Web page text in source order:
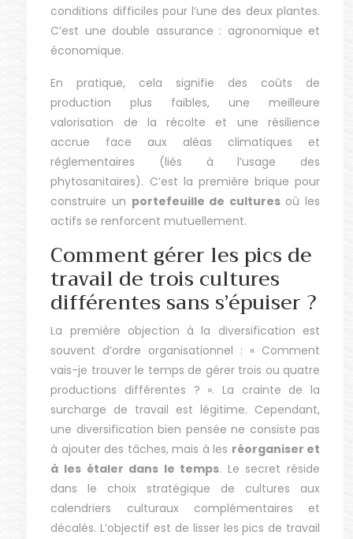
conditions difficiles pour l’une des deux plantes.
C’est une double assurance : agronomique et
économique.
En pratique, cela signifie des coûts de
production plus faibles, une meilleure
valorisation de la récolte et une résilience
accrue face aux aléas climatiques et
réglementaires (liés à l’usage des
phytosanitaires). C’est la première brique pour
construire un portefeuille de culturesoù les
actifs se renforcent mutuellement.
Comment gérer les pics de
travail de trois cultures
différentes sans s’épuiser ?
La première objection à la diversification est
souvent d’ordre organisationnel : « Comment
vais-je trouver le temps de gérer trois ou quatre
productions différentes ? ». La crainte de la
surcharge de travail est légitime. Cependant,
une diversification bien pensée ne consiste pas
à ajouter des tâches, mais à les réorganiser et
à les étaler dans le temps. Le secret réside
dans le choix stratégique de cultures aux
calendriers culturaux complémentaires et
décalés. L’objectif est de lisser les pics de travail